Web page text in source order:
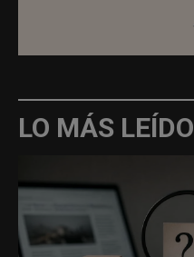
LO MÁS LEÍDO